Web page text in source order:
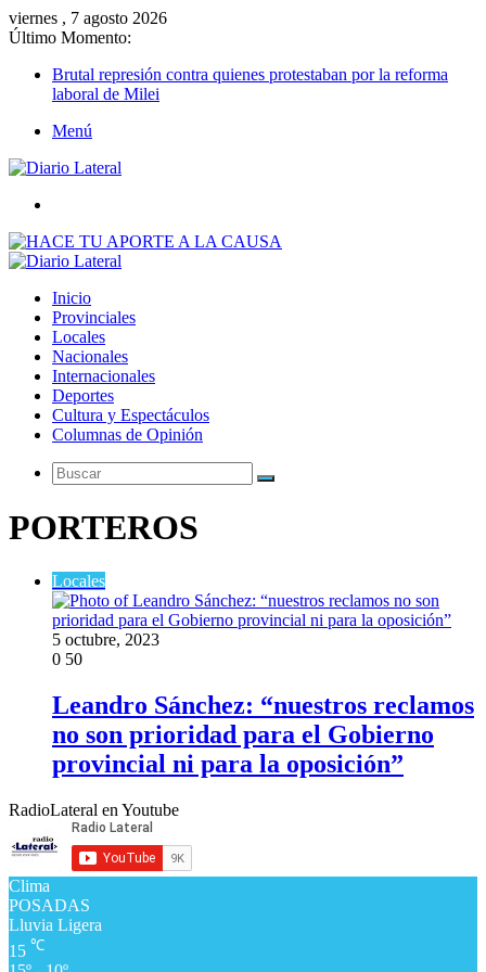
viernes , 7 agosto 2026
Último Momento:
Brutal represión contra quienes protestaban por la reforma
laboral de Milei
Menú
Inicio
Provinciales
Locales
Nacionales
Internacionales
Deportes
Cultura y Espectáculos
Columnas de Opinión
Buscar
PORTEROS
Locales
5 octubre, 2023
0 50
Leandro Sánchez: “nuestros reclamos
no son prioridad para el Gobierno
provincial ni para la oposición”
RadioLateral en Youtube
Clima
POSADAS
Lluvia Ligera
15 ℃